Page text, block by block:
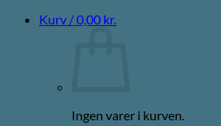
Kurv /0,00 kr.
Ingen varer i kurven.